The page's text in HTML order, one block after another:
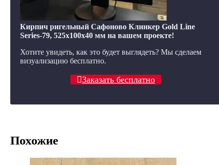
Кирпич ригельный Сафоново Клинкер Gold Line
Series-79, 525x100x40 мм на вашем проекте!
Хотите увидеть, как это будет выглядеть? Мы сделаем
визуализацию бесплатно.
Заказать бесплатно
Похожие